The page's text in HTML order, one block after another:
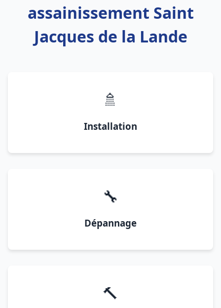
assainissement Saint
Jacques de la Lande
🚿
Installation
🔧
Dépannage
🔨